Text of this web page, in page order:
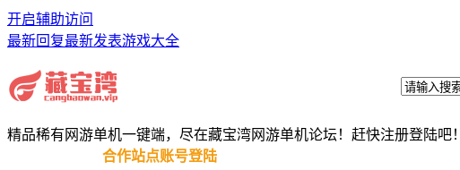
开启辅助访问
最新回复最新发表游戏大全
精品稀有网游单机一键端，尽在藏宝湾网游单机论坛！赶快注册登陆吧！
合作站点账号登陆